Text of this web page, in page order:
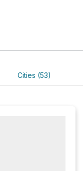
Cities (53)